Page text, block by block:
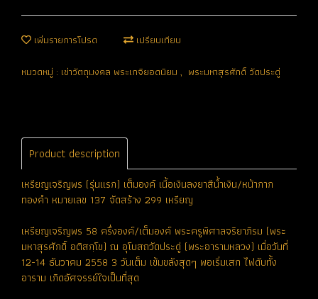
เพิ่มรายการโปรด เปรียบเทียบ
หมวดหมู่ : เช่าวัตถุมงคล พระเกจิยอดนิยม , พระมหาสุรศักดิ์ วัดประดู่
Product description
เหรียญเจริญพร (รุ่นแรก) เต็มองค์ เนื้อเงินลงยาสีน้ำเงิน/หน้ากาก
ทองคำ หมายเลข 137 จัดสร้าง 299 เหรียญ
เหรียญเจริญพร 58 ครึ่งองค์/เต็มองค์ พระครูพิศาลจริยาภิรม (พระ
มหาสุรศักดิ์ อติสกฺโข) ณ อุโบสถวัดประดู่ (พระอารามหลวง) เมื่อวันที่
12-14 ธันวาคม 2558 3 วันเต็ม เข้มขลังสุดๆ พอเริ่มเสก ไฟดับทั้ง
อาราม เกิดอัศจรรย์ใจเป็นที่สุด